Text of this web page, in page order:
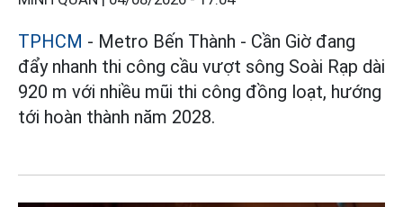
TPHCM - Metro Bến Thành - Cần Giờ đang
đẩy nhanh thi công cầu vượt sông Soài Rạp dài
920 m với nhiều mũi thi công đồng loạt, hướng
tới hoàn thành năm 2028.